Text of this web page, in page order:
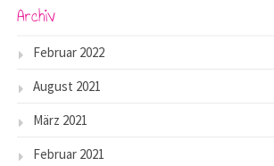
Archiv
Februar 2022
August 2021
März 2021
Februar 2021